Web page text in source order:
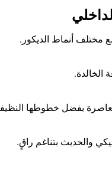
مختلف أنماط الديكور.
الخالدة.
بفضل خطوطها النظيفة
والحديث بتناغم راقٍ.